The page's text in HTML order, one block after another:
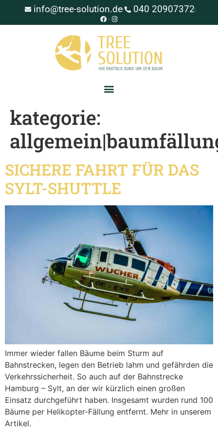
info@tree-solution.de 040 20907372
kategorie:
SICHERE FAHRT FÜR DAS
SYLT-SHUTTLE
Immer wieder fallen Bäume beim Sturm auf
Bahnstrecken, legen den Betrieb lahm und gefährden die
Verkehrssicherheit. So auch auf der Bahnstrecke
Hamburg – Sylt, an der wir kürzlich einen großen
Einsatz durchgeführt haben. Insgesamt wurden rund 100
Bäume per Helikopter-Fällung entfernt. Mehr in unserem
Artikel.